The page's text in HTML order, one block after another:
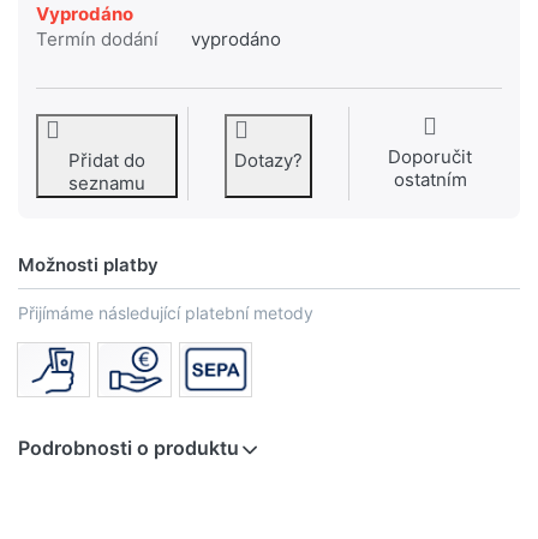
Vyprodáno
Termín dodání
vyprodáno
Přidat do
seznamu
Dotazy?
Doporučit
ostatním
Možnosti platby
Přijímáme následující platební metody
Podrobnosti o produktu